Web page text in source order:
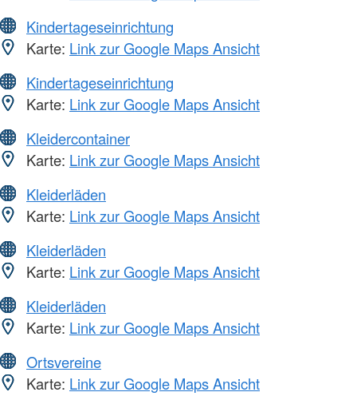
Kindertageseinrichtung
Karte: Link zur Google Maps Ansicht
Kindertageseinrichtung
Karte: Link zur Google Maps Ansicht
Kleidercontainer
Karte: Link zur Google Maps Ansicht
Kleiderläden
Karte: Link zur Google Maps Ansicht
Kleiderläden
Karte: Link zur Google Maps Ansicht
Kleiderläden
Karte: Link zur Google Maps Ansicht
Ortsvereine
Karte: Link zur Google Maps Ansicht